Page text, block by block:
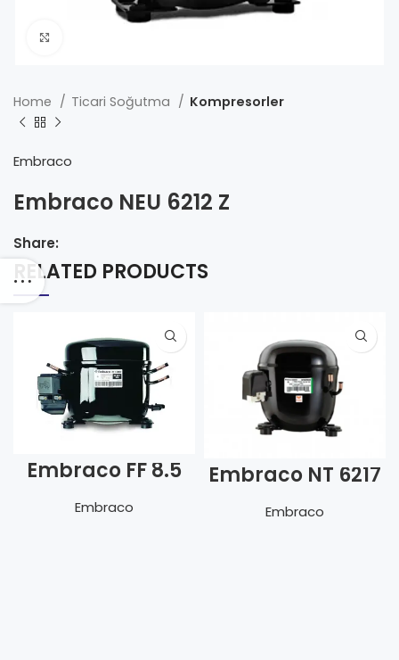
Home Ticari Soğutma Kompresorler
Embraco
Embraco NEU 6212 Z
Share:
RELATED PRODUCTS
Embraco FF 8.5
Embraco
Embraco NT 6217
Z
Embraco